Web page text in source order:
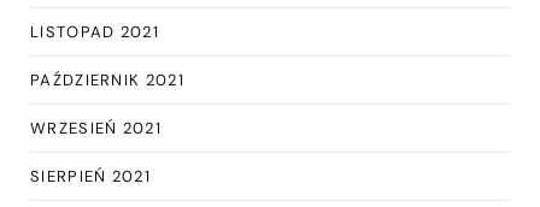
LISTOPAD 2021
PAŹDZIERNIK 2021
WRZESIEŃ 2021
SIERPIEŃ 2021